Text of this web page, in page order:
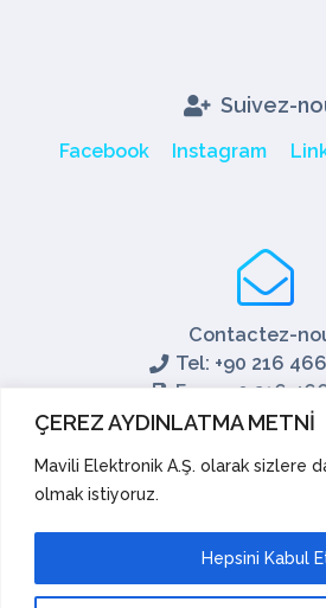
ÇEREZ AYDINLATMA METNİ
Mavili Elektronik A.Ş. olarak sizlere
olmak istiyoruz.
Hepsini Kabul
Suivez-
Facebook Instagram
Contactez-
Tel: +90 216
Fax: +90 216
Soutien aux
Soutien technique
Académie
Suggestions et